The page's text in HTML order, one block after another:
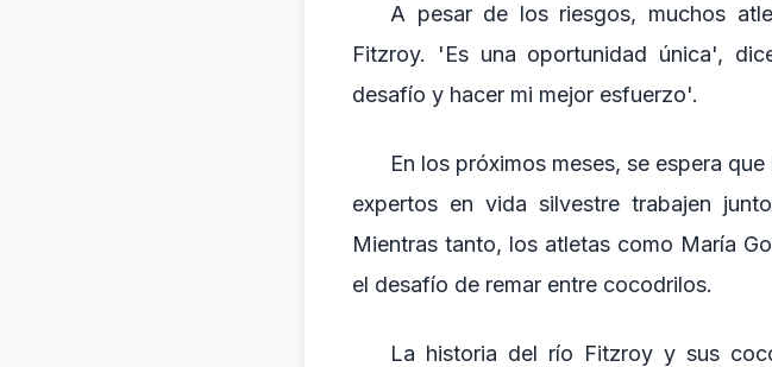
A pesar de los riesgos, muchos
Fitzroy. 'Es una oportunidad única',
desafío y hacer mi mejor esfuerzo'.
En los próximos meses, se espera
expertos en vida silvestre trabajen
Mientras tanto, los atletas como María
el desafío de remar entre cocodrilos.
La historia del río Fitzroy y sus